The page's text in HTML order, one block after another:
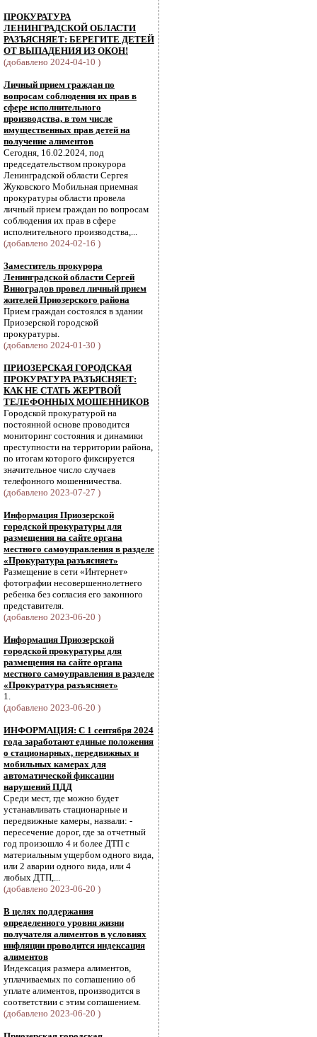
ПРОКУРАТУРА
ЛЕНИНГРАДСКОЙ ОБЛАСТИ
РАЗЪЯСНЯЕТ: БЕРЕГИТЕ ДЕТЕЙ
ОТ ВЫПАДЕНИЯ ИЗ ОКОН!
(добавлено 2024-04-10 )
Личный прием граждан по
вопросам соблюдения их прав в
сфере исполнительного
производства, в том числе
имущественных прав детей на
получение алиментов
Сегодня, 16.02.2024, под
председательством прокурора
Ленинградской области Сергея
Жуковского Мобильная приемная
прокуратуры области провела
личный прием граждан по вопросам
соблюдения их прав в сфере
исполнительного производства,...
(добавлено 2024-02-16 )
Заместитель прокурора
Ленинградской области Сергей
Виноградов провел личный прием
жителей Приозерского района
Прием граждан состоялся в здании
Приозерской городской
прокуратуры.
(добавлено 2024-01-30 )
ПРИОЗЕРСКАЯ ГОРОДСКАЯ
ПРОКУРАТУРА РАЗЪЯСНЯЕТ:
КАК НЕ СТАТЬ ЖЕРТВОЙ
ТЕЛЕФОННЫХ МОШЕННИКОВ
Городской прокуратурой на
постоянной основе проводится
мониторинг состояния и динамики
преступности на территории района,
по итогам которого фиксируется
значительное число случаев
телефонного мошенничества.
(добавлено 2023-07-27 )
Информация Приозерской
городской прокуратуры для
размещения на сайте органа
местного самоуправления в разделе
«Прокуратура разъясняет»
Размещение в сети «Интернет»
фотографии несовершеннолетнего
ребенка без согласия его законного
представителя.
(добавлено 2023-06-20 )
Информация Приозерской
городской прокуратуры для
размещения на сайте органа
местного самоуправления в разделе
«Прокуратура разъясняет»
1.
(добавлено 2023-06-20 )
ИНФОРМАЦИЯ: С 1 сентября 2024
года заработают единые положения
о стационарных, передвижных и
мобильных камерах для
автоматической фиксации
нарушений ПДД
Среди мест, где можно будет
устанавливать стационарные и
передвижные камеры, назвали: -
пересечение дорог, где за отчетный
год произошло 4 и более ДТП с
материальным ущербом одного вида,
или 2 аварии одного вида, или 4
любых ДТП,...
(добавлено 2023-06-20 )
В целях поддержания
определенного уровня жизни
получателя алиментов в условиях
инфляции проводится индексация
алиментов
Индексация размера алиментов,
уплачиваемых по соглашению об
уплате алиментов, производится в
соответствии с этим соглашением.
(добавлено 2023-06-20 )